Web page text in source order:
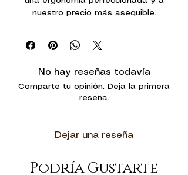
nuestro precio más asequible.
El mejor sistema de hidratación del
Espumas de larga duración y
resistentes al moho.
Papeles de hidratación hechos a
50 hojas de hidratación, 2 almohadillas
de espuma, 1 Everlasting Wet Palette
Painter Lite.
No hay reseñas todavía
Comparte tu opinión. Deja la primera
reseña.
Dejar una reseña
Podría Gustarte